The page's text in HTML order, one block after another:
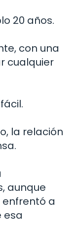
20 años.
con una
cualquier
la relación
aunque
enfrentó a
esa